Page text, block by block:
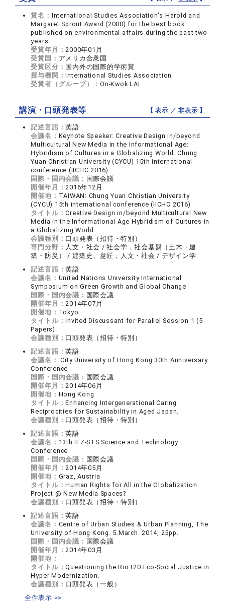
賞名： International Studies Association's Harold and
Margaret Sprout Award (2000) for the best book
published on environmental affairs during the past two
years.
受賞年月： 2000年01月
受賞国： アメリカ合衆国
受賞区分： 国内外の国際的学術賞
授与機関：International Studies Association
受賞者（グループ）：On-Kwok LAI
講演・口頭発表等 【 表示 ／非表示 】
記述言語：英語
会議名： Keynote Speaker: Creative Design in/beyond
Multicultural New Media in the Informational Age:
Hybridism of Cultures in a Globalizing World. Chung
Yuan Christian University (CYCU) 15th international
conference (IICHC 2016)
国際・国内会議： 国際会議
開催年月： 2016年12月
開催地： TAIWAN: Chung Yuan Christian University
(CYCU) 15th international conference (IICHC 2016)
タイトル：Creative Design in/beyond Multicultural New
Media in the Informational Age Hybridism of Cultures in
a Globalizing World.
会議種別： 口頭発表（招待・特別）
専門分野： 人文・社会 / 社会学，社会基盤（土木・建
築・防災） / 建築史、意匠，人文・社会 / デザイン学
記述言語：英語
会議名： United Nations University International
Symposium on Green Growth and Global Change
国際・国内会議： 国際会議
開催年月： 2014年07月
開催地： Tokyo
タイトル：Invited Discussant for Parallel Session 1 (5
Papers)
会議種別： 口頭発表（招待・特別）
記述言語：英語
会議名： City University of Hong Kong 30th Anniversary
Conference
国際・国内会議： 国際会議
開催年月： 2014年06月
開催地： Hong Kong
タイトル：Enhancing Intergenerational Caring
Reciprocities for Sustainability in Aged Japan.
会議種別： 口頭発表（招待・特別）
記述言語：英語
会議名： 13th IFZ-STS Science and Technology
Conference
国際・国内会議： 国際会議
開催年月： 2014年05月
開催地： Graz, Austria
タイトル：Human Rights for All in the Globalization
Project @ New Media Spaces?
会議種別： 口頭発表（招待・特別）
記述言語：英語
会議名： Centre of Urban Studies & Urban Planning, The
University of Hong Kong. 5.March. 2014, 25pp.
国際・国内会議： 国際会議
開催年月： 2014年03月
開催地：
タイトル：Questioning the Rio+20 Eco-Social Justice in
Hyper-Modernization.
会議種別： 口頭発表（一般）
全件表示 >>